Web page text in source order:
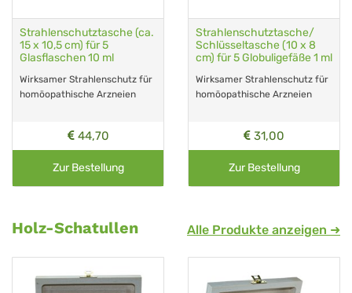
Strahlenschutztasche (ca.
15 x 10,5 cm) für 5
Glasflaschen 10 ml
Wirksamer Strahlenschutz für
homöopathische Arzneien
44,70
Zur Bestellung
Strahlenschutztasche/
Schlüsseltasche (10 x 8
cm) für 5 Globuligefäße 1 ml
Wirksamer Strahlenschutz für
homöopathische Arzneien
31,00
Zur Bestellung
Holz-Schatullen Alle Produkte anzeigen ➜